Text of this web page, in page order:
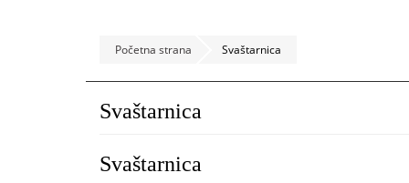
Početna strana Svaštarnica
Svaštarnica
Svaštarnica